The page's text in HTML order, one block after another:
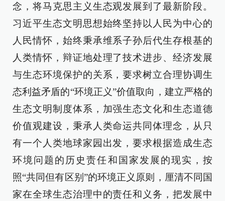
念，将马克思主义生态观发展到了最新阶段。
习近平生态文明思想始终坚持以人民为中心的
人民情怀，始终秉承维系子孙后代生存根基的
人类情怀，辩证地处理了技术进步、经济发展
与生态环境保护的关系，要求树立合理协调生
态利益矛盾的“环境正义”价值取向，建立严格的
生态文明制度体系，加强生态文化和生态道德
价值观建设，秉承人类命运共同体理念，从只
有一个人类地球家园出发，要求根据造成生态
环境问题的历史责任和国家发展的现实，按
照“共同但有区别”的环境正义原则，厘清不同国
家在全球生态治理中的责任和义务，把发展中